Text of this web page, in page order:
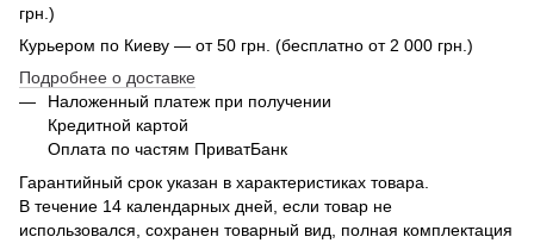
грн.)
Курьером по Киеву — от 50 грн. (бесплатно от 2 000 грн.)
Подробнее о доставке
Наложенный платеж при получении
Кредитной картой
Оплата по частям ПриватБанк
Гарантийный срок указан в характеристиках товара.
В течение 14 календарных дней, если товар не
использовался, сохранен товарный вид, полная комплектация